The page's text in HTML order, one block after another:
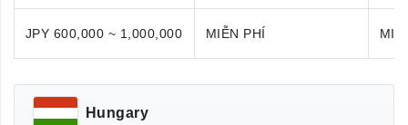
JPY 600,000 ~ 1,000,000 MIỄN PHÍ
Hungary